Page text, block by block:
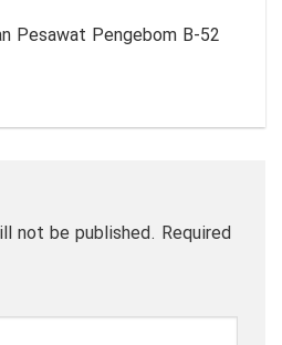
Pesawat Pengebom B-52
not be published. Required